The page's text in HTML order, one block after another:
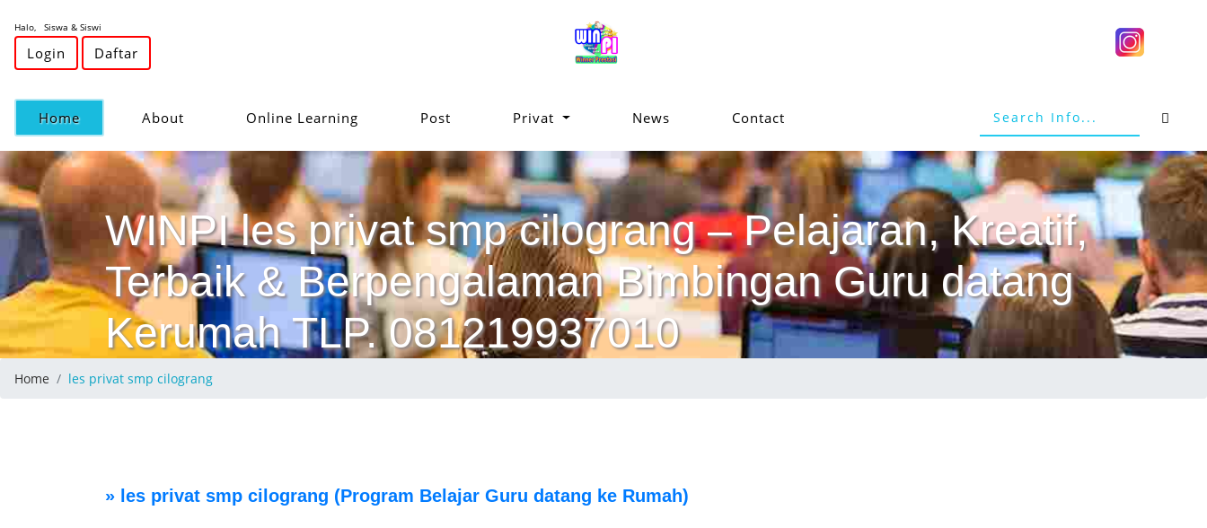
Halo, Siswa & Siswi
Login Daftar
Home(current) About Online Learning Post Privat News Contact
WINPI les privat smp cilograng – Pelajaran, Kreatif,
Terbaik & Berpengalaman Bimbingan Guru datang
Kerumah TLP. 081219937010
Home les privat smp cilograng
» les privat smp cilograng (Program Belajar Guru datang ke Rumah)